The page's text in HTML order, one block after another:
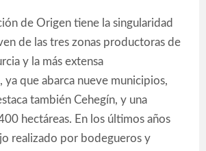
de Origen tiene la singularidad
de las tres zonas productoras de
y la más extensa
que abarca nueve municipios,
también Cehegín, y una
hectáreas. En los últimos años
realizado por bodegueros y